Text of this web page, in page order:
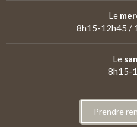
Le
8h15-12h45 /
Le
8h15-
Prendre